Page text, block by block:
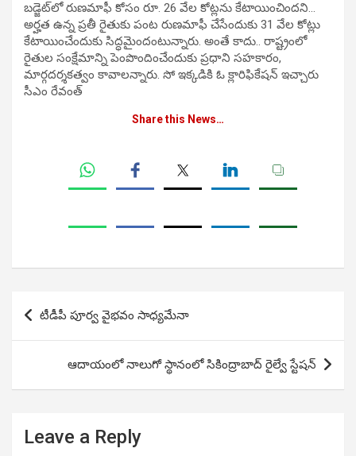
బడ్జెట్‌లో రుణమాఫీ కోసం రూ. 26 వేల కోట్లను కేటాయించిందని…
అర్హత ఉన్న ప్రతీ రైతుకు పంట రుణమాఫీ చేసేందుకు 31 వేల కోట్లు
కేటాయించేందుకు సిద్ధమైందంటున్నారు. అంతే కాదు.. రాష్ట్రంలో
రైతుల సంక్షేమాన్ని పెంపొందించేందుకు ప్రధాని సహకారం,
మార్గదర్శకత్వం కావాలన్నారు. సో ఇక్కడికి ఓ క్లారిఫికేషన్ ఇచ్చారు
సీఎం రేవంత్
Share this News…
Post
navigation
టీడీపీ పూర్వ వైభవం సాధ్యమేనా
ఆదాయంలో నాలుగో స్థానంలో సికింద్రాబాద్ రైల్వే స్టేషన్
Leave a Reply